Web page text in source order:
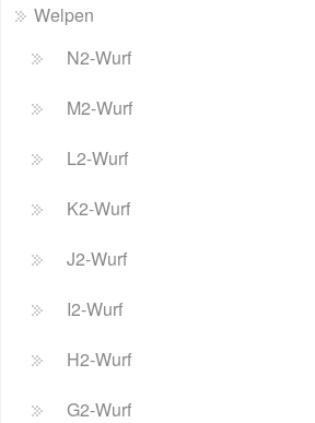
Welpen
N2-Wurf
M2-Wurf
L2-Wurf
K2-Wurf
J2-Wurf
I2-Wurf
H2-Wurf
G2-Wurf